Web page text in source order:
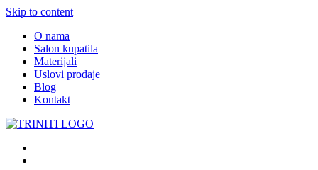
Skip to content
O nama
Salon kupatila
Materijali
Uslovi prodaje
Blog
Kontakt